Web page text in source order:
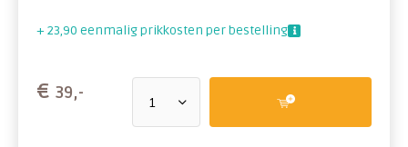
+ 23,90 eenmalig prikkosten per bestelling
€ 39,-